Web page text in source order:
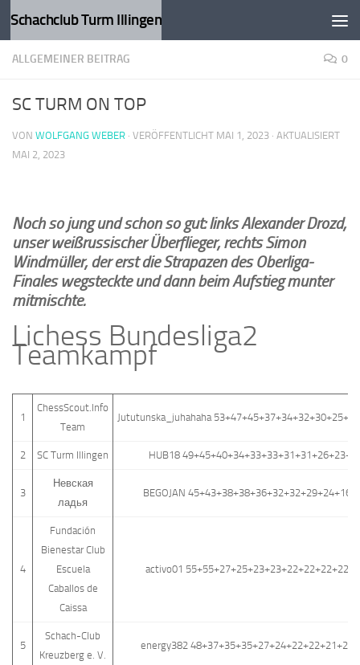
Zum Inhalt springen
Schachclub Turm Illingen
ALLGEMEINER BEITRAG 0
SC TURM ON TOP
VON WOLFGANG WEBER · VERÖFFENTLICHT MAI 1, 2023 · AKTUALISIERT
MAI 2, 2023
Noch so jung und schon so gut: links Alexander Drozd,
unser weißrussischer Überflieger, rechts Simon
Windmüller, der erst die Strapazen des Oberliga-
Finales wegsteckte und dann beim Aufstieg munter
mitmischte.
Lichess Bundesliga2
Teamkampf
1
ChessScout.Info
Team
Jututunska_juhahaha
2 SC Turm Illingen HUB18
3
Невская
ладья
BEGOJAN
4
Fundación
Bienestar Club
Escuela
Caballos de
Caissa
activo01
5
Schach-Club
Kreuzberg e. V.
energy382